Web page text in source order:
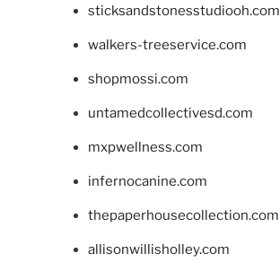
sticksandstonesstudiooh.com
walkers-treeservice.com
shopmossi.com
untamedcollectivesd.com
mxpwellness.com
infernocanine.com
thepaperhousecollection.com
allisonwillisholley.com